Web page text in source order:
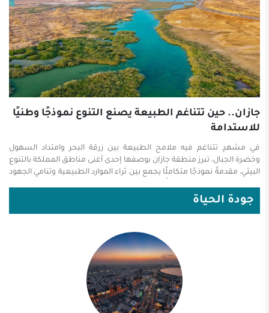
نتيجة لتحول ...
جازان.. حين تتناغم الطبيعة يصنع التنوع نموذجًا وطنيًا
للاستدامة
في مشهدٍ تتناغم فيه ملامح الطبيعة بين زرقة البحر وامتداد السهول
وخضرة الجبال، تبرز منطقة جازان بوصفها إحدى أغنى مناطق المملكة بالتنوع
البيئي، مقدمةً نموذجًا متكاملًا يجمع بين ثراء الموارد الطبيعية وتنامي الجهود
منظومةً بيئيةً فريدة تبدأ من سواحلها المطلة على البحر الأحمر، مرورًا
مالك، حيث الغطاء النباتي الكثيف والمدرجات الزراعية التي تعكس ارتباط
الإنسان بالأرض عبر تاريخٍ طويل. ومع انطلاق أسبوع البيئة، تتكامل في ...
جودة الحياة